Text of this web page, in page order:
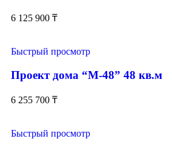
6 125 900 ₸
Быстрый просмотр
Проект дома “М-48” 48 кв.м
6 255 700 ₸
Быстрый просмотр